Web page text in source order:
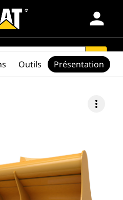
person
search
more_vert
Outils Présentation